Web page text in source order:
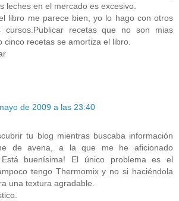
leches en el mercado es excesivo.
libro me parece bien, yo lo hago con otros
cursos.Publicar recetas que no son mias
cinco recetas se amortiza el libro.
de 2009 a las 23:40
tu blog mientras buscaba información
de avena, a la que me he aficionado
Está buenísima! El único problema es el
tengo Thermomix y no si haciéndola
una textura agradable.